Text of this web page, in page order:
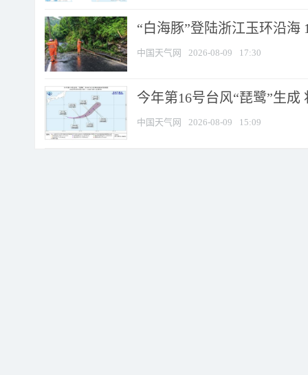
“白海豚”登陆浙江玉环沿海
中国天气网 2026-08-09 17:30
今年第16号台风“琵鹭”生
中国天气网 2026-08-09 15:09